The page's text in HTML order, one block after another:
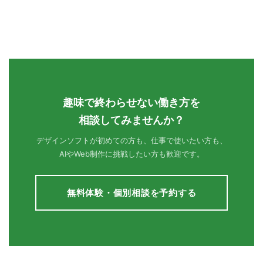
趣味で終わらせない働き方を
相談してみませんか？
デザインソフトが初めての方も、仕事で使いたい方も、
AIやWeb制作に挑戦したい方も歓迎です。
無料体験・個別相談を予約する